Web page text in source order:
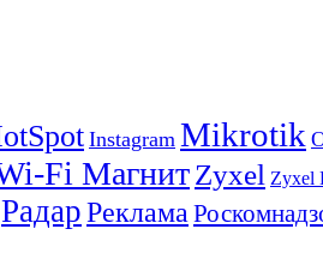
Instagram Mikrotik
Fi МагнитZyxel Zyxel
РадарРеклама